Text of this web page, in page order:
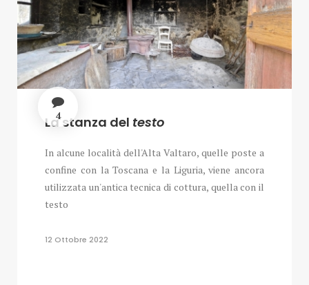
4
La stanza del testo
In alcune località dell'Alta Valtaro, quelle poste a
confine con la Toscana e la Liguria, viene ancora
utilizzata un'antica tecnica di cottura, quella con il
testo
12 Ottobre 2022